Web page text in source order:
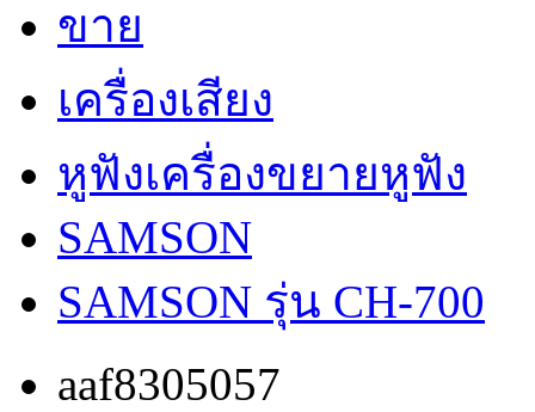
ขาย
เครื่องเสียง
หูฟังเครื่องขยายหูฟัง
SAMSON
SAMSON รุ่น CH-700
aaf8305057